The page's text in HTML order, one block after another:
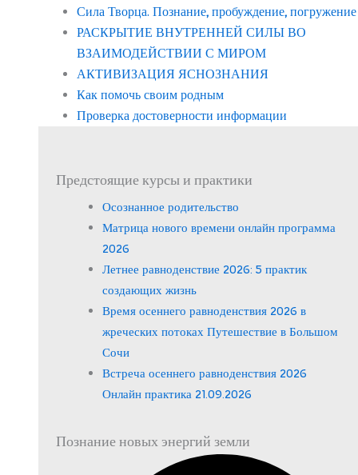
Сила Творца. Познание, пробуждение, погружение
РАСКРЫТИЕ ВНУТРЕННЕЙ СИЛЫ ВО
ВЗАИМОДЕЙСТВИИ С МИРОМ
АКТИВИЗАЦИЯ ЯСНОЗНАНИЯ
Как помочь своим родным
Проверка достоверности информации
Предстоящие курсы и практики
Осознанное родительство
Матрица нового времени онлайн программа
2026
Летнее равноденствие 2026: 5 практик
создающих жизнь
Время осеннего равноденствия 2026 в
жреческих потоках Путешествие в Большом
Сочи
Встреча осеннего равноденствия 2026
Онлайн практика 21.09.2026
Познание новых энергий земли